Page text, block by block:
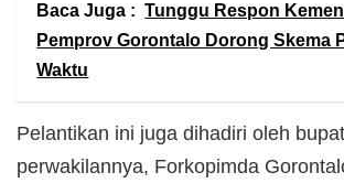
Baca Juga : Tunggu Respon
Pemprov Gorontalo Dorong Skema
Waktu
Pelantikan ini juga dihadiri oleh
perwakilannya, Forkopimda